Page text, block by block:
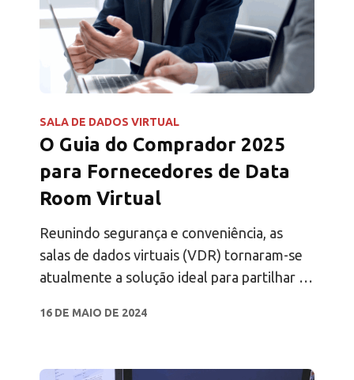
SALA DE DADOS VIRTUAL
O Guia do Comprador 2025
para Fornecedores de Data
Room Virtual
Reunindo segurança e conveniência, as
salas de dados virtuais (VDR) tornaram-se
atualmente a solução ideal para partilhar e
Caraterísticas como o armazenamento de
de permissões, a marca de água dinâmica e
16 DE MAIO DE 2024